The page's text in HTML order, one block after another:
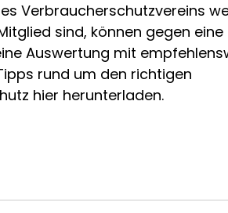
Verbraucherschutzvereins
sind, können gegen
Auswertung mit
rund um den richtigen
hier herunterladen.